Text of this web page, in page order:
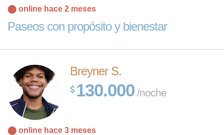
⬤ online hace 2 meses
Paseos con propósito y bienestar
Breyner S.
130.000 /noche
⬤ online hace 3 meses